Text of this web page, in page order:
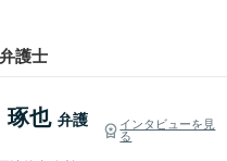
護士
琢也 弁護
インタビューを見
る